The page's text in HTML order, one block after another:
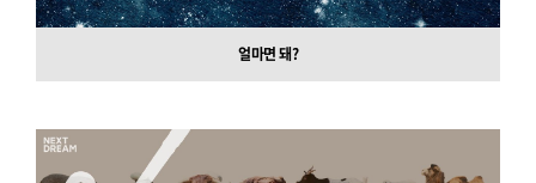
얼마면 돼?